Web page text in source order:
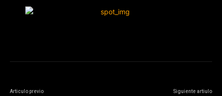
Articulo previo Siguiente artiulo